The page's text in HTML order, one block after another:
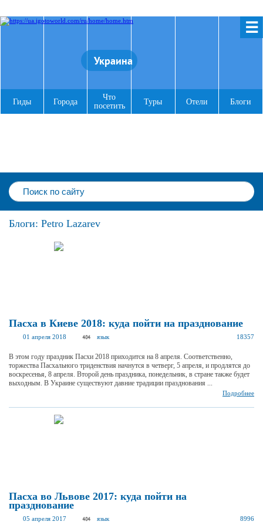
☰
Украина
Гиды Города
Что
посетить
Туры Отели Блоги
Блоги: Petro Lazarev
Пасха в Киеве 2018: куда пойти на празднование
01 апреля 2018 язык 18357
В этом году праздник Пасхи 2018 приходится на 8 апреля. Соответственно,
торжества Пасхального триденствия начнутся в четверг, 5 апреля, и продлятся до
воскресенья, 8 апреля. Второй день праздника, понедельник, в стране также будет
выходным. В Украине существуют давние традиции празднования ...
Подробнее
Пасха во Львове 2017: куда пойти на
празднование
05 апреля 2017 язык 8996